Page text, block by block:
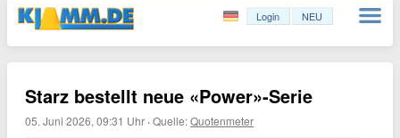
Login NEU
Starz bestellt neue «Power»-Serie
05. Juni 2026, 09:31 Uhr ·Quelle:Quotenmeter